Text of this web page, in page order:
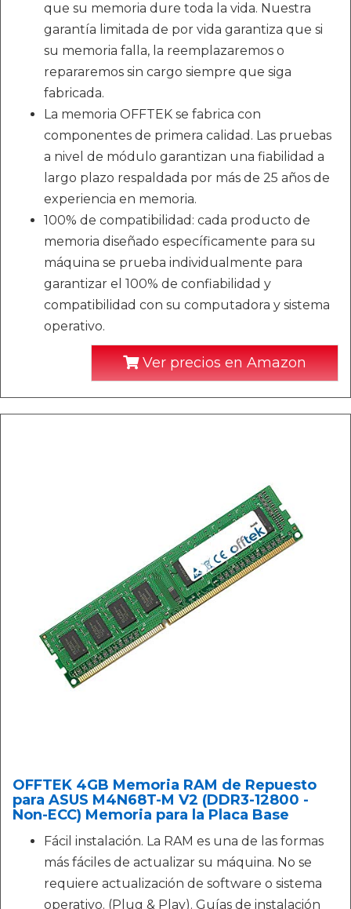
que su memoria dure toda la vida. Nuestra
garantía limitada de por vida garantiza que si
su memoria falla, la reemplazaremos o
repararemos sin cargo siempre que siga
fabricada.
La memoria OFFTEK se fabrica con
componentes de primera calidad. Las pruebas
a nivel de módulo garantizan una fiabilidad a
largo plazo respaldada por más de 25 años de
experiencia en memoria.
100% de compatibilidad: cada producto de
memoria diseñado específicamente para su
máquina se prueba individualmente para
garantizar el 100% de confiabilidad y
compatibilidad con su computadora y sistema
operativo.
Ver precios en Amazon
OFFTEK 4GB Memoria RAM de Repuesto
para ASUS M4N68T-M V2 (DDR3-12800 -
Non-ECC) Memoria para la Placa Base
Fácil instalación. La RAM es una de las formas
más fáciles de actualizar su máquina. No se
requiere actualización de software o sistema
operativo. (Plug & Play). Guías de instalación